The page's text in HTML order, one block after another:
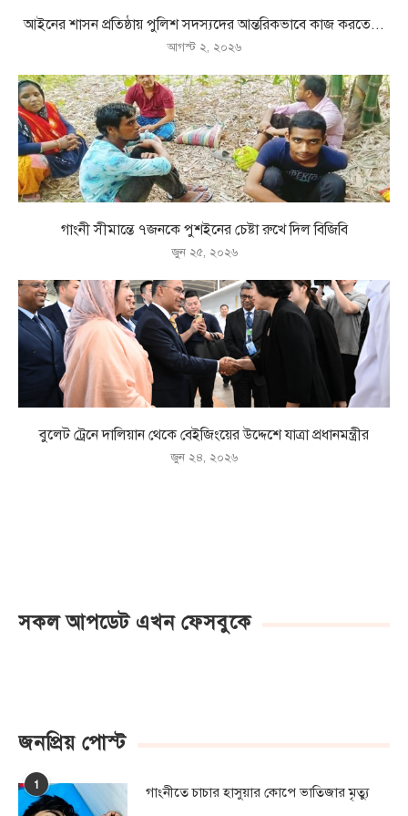
আইনের শাসন প্রতিষ্ঠায় পুলিশ সদস্যদের আন্তরিকভাবে কাজ করতে...
আগস্ট ২, ২০২৬
গাংনী সীমান্তে ৭জনকে পুশইনের চেষ্টা রুখে দিল বিজিবি
জুন ২৫, ২০২৬
বুলেট ট্রেনে দালিয়ান থেকে বেইজিংয়ের উদ্দেশে যাত্রা প্রধানমন্ত্রীর
জুন ২৪, ২০২৬
সকল আপডেট এখন ফেসবুকে
জনপ্রিয় পোস্ট
1 গাংনীতে চাচার হাসুয়ার কােপে ভাতিজার মৃত্যু